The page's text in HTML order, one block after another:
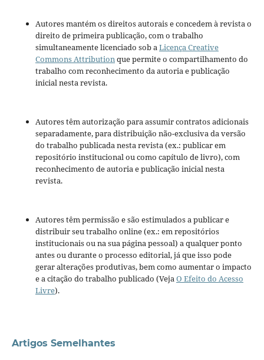
Autores mantém os direitos autorais e concedem à revista o
direito de primeira publicação, com o trabalho
simultaneamente licenciado sob aLicença Creative
Commons Attributionque permite o compartilhamento do
trabalho com reconhecimento da autoria e publicação
inicial nesta revista.
Autores têm autorização para assumir contratos adicionais
separadamente, para distribuição não-exclusiva da versão
do trabalho publicada nesta revista (ex.: publicar em
repositório institucional ou como capítulo de livro), com
reconhecimento de autoria e publicação inicial nesta
revista.
Autores têm permissão e são estimulados a publicar e
distribuir seu trabalho online (ex.: em repositórios
institucionais ou na sua página pessoal) a qualquer ponto
antes ou durante o processo editorial, já que isso pode
gerar alterações produtivas, bem como aumentar o impacto
e a citação do trabalho publicado (VejaO Efeito do Acesso
Livre).
Artigos Semelhantes